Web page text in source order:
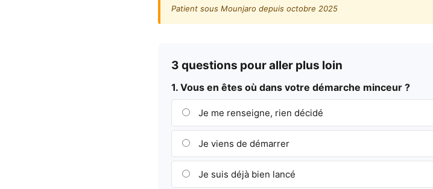
Patient sous Mounjaro depuis octobre 2025
3 questions pour aller plus loin
1. Vous en êtes où dans votre démarche minceur ?
Je me renseigne, rien décidé
Je viens de démarrer
Je suis déjà bien lancé